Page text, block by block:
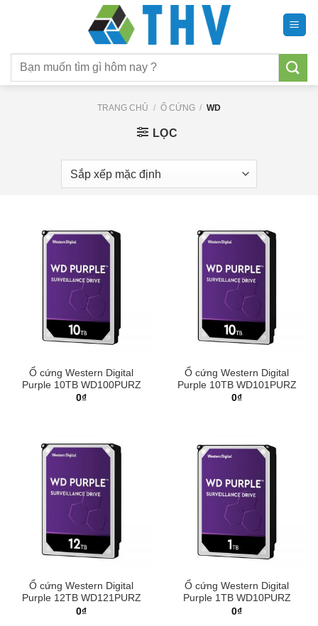
dung
Tìm
TRANG CHỦ / Ổ CỨNG / WD
LỌC
Ổ cứng Western Digital
Purple 10TB WD100PURZ
0₫
Ổ cứng Western Digital
Purple 10TB WD101PURZ
0₫
Ổ cứng Western Digital
Purple 12TB WD121PURZ
0₫
Ổ cứng Western Digital
Purple 1TB WD10PURZ
0₫